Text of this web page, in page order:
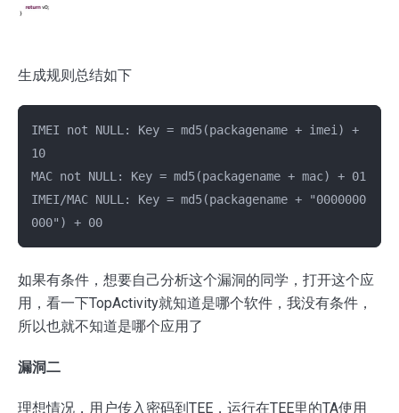
生成规则总结如下
IMEI not NULL: Key = md5(packagename + imei) +
10
MAC not NULL: Key = md5(packagename + mac) + 01
IMEI/MAC NULL: Key = md5(packagename + "0000000
如果有条件，想要自己分析这个漏洞的同学，打开这个应
用，看一下TopActivity就知道是哪个软件，我没有条件，
所以也就不知道是哪个应用了
漏洞二
理想情况，用户传入密码到TEE，运行在TEE里的TA使用